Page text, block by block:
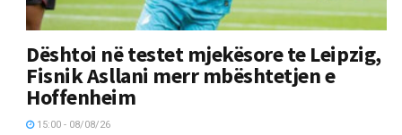
Dështoi në testet mjekësore te Leipzig,
Fisnik Asllani merr mbështetjen e
Hoffenheim
15:00 - 08/08/26